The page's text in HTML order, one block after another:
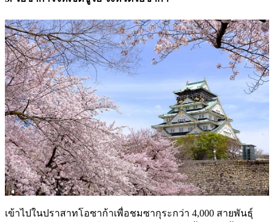
เข้าไปในปราสาทโอซาก้าเพื่อชมซากุระกว่า 4,000 สายพันธุ์